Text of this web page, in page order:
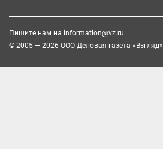
Пишите нам на information@vz.ru
© 2005 — 2026 ООО Деловая газета «Взгляд»